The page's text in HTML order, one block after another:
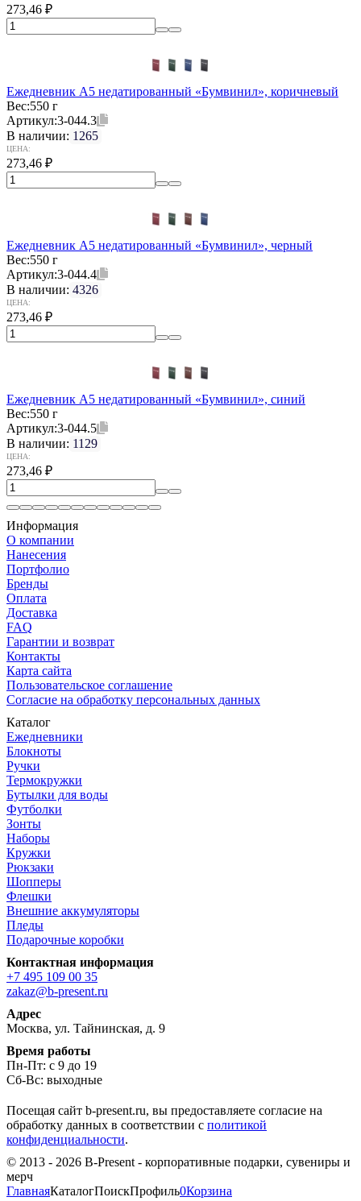
273,46 ₽
Ежедневник А5 недатированный «Бумвинил», коричневый
Вес:550 г
Артикул:3-044.3
В наличии: 1265
ЦЕНА:
273,46 ₽
Ежедневник А5 недатированный «Бумвинил», черный
Вес:550 г
Артикул:3-044.4
В наличии: 4326
ЦЕНА:
273,46 ₽
Ежедневник А5 недатированный «Бумвинил», синий
Вес:550 г
Артикул:3-044.5
В наличии: 1129
ЦЕНА:
273,46 ₽
Информация
О компании
Нанесения
Портфолио
Бренды
Оплата
Доставка
FAQ
Гарантии и возврат
Контакты
Карта сайта
Пользовательское соглашение
Согласие на обработку персональных данных
Каталог
Ежедневники
Блокноты
Ручки
Термокружки
Бутылки для воды
Футболки
Зонты
Наборы
Кружки
Рюкзаки
Шопперы
Флешки
Внешние аккумуляторы
Пледы
Подарочные коробки
Контактная информация
+7 495 109 00 35
zakaz@b-present.ru
Адрес
Москва, ул. Тайнинская, д. 9
Время работы
Пн-Пт: с 9 до 19
Сб-Вс: выходные
Посещая сайт b-present.ru, вы предоставляете согласие на
обработку данных в соответствии с политикой
конфиденциальности.
© 2013 - 2026 B-Present - корпоративные подарки, сувениры и
мерч
ГлавнаяКаталогПоискПрофиль0Корзина